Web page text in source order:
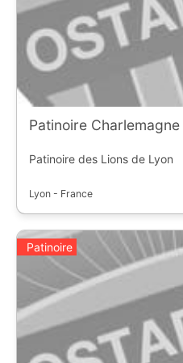
Patinoire Charlemagne
Patinoire des Lions de Lyon
Lyon - France
Patinoire